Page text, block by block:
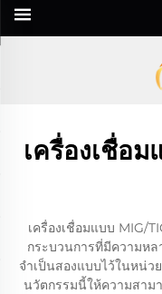
เครื่องเชื่อ
เครื่องเชื่อมแบบ MIG/
กระบวนการที่มีความหล
จำเป็นสองแบบไว้ในหน่
นวัตกรรมนี้ให้ความสาม